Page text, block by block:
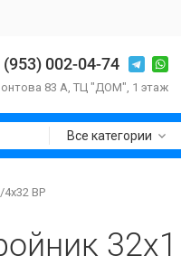
(953) 002-04-74
83 А, ТЦ "ДОМ", 1 этаж
Все категории
4х32 ВР